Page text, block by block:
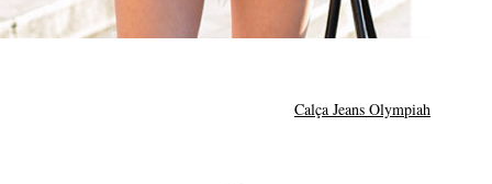
Calça Jeans Olympiah